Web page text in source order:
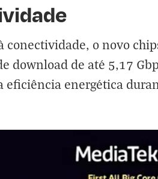
conectividade, o novo
download de até 5,17
eficiência energética